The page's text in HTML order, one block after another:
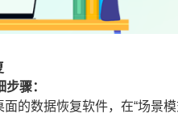
骤：
的数据恢复软件，在“场景模